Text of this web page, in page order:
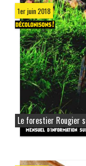
1er juin 2018
Le forestier Rougier